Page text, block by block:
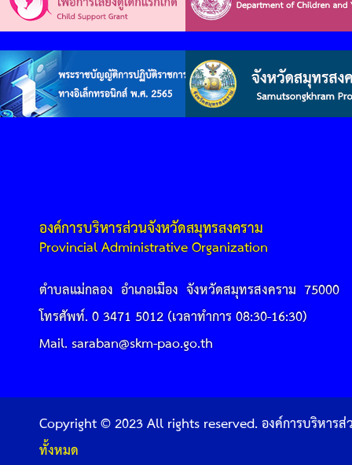
องค์การบริหารส่วนจังหวัดสมุทรสงคราม
Provincial Administrative Organization
ตำบลแม่กลอง อำเภอเมือง จังหวัดสมุทรสงคราม 75000
โทรศัพท์. 0 3471 5012 (เวลาทำการ 08:30-16:30)
Mail. saraban@skm-pao.go.th
Copyright © 2023 All rights reserved. องค์การบริหาร
ทั้งหมด